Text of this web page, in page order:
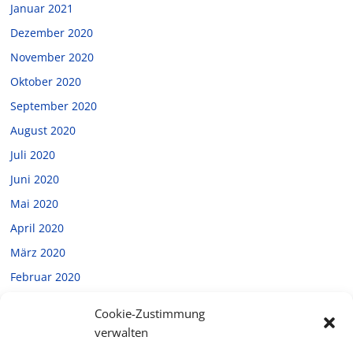
Cookie-Zustimmung
verwalten
Januar 2021
Dezember 2020
November 2020
Oktober 2020
September 2020
August 2020
Juli 2020
Juni 2020
Mai 2020
April 2020
März 2020
Februar 2020